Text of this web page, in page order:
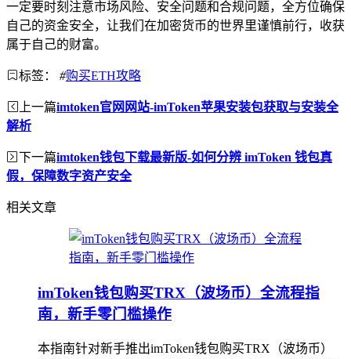
一定要时刻注意市场风险、安全问题和合规问题，全方位确保
自己的资金安全，让我们在加密货币的世界里谨慎前行，收获
属于自己的财富。
标签： #购买ETH攻略
上一篇imtoken官网网站-imToken苹果安装包获取与安装全
解析
下一篇imtoken钱包下载最新版-如何分辨 imToken 钱包真
假，保障数字资产安全
相关文章
imToken钱包购买TRX（波场币）全流程指
南，新手零门槛操作
本指南针对新手推出imToken钱包购买TRX（波场币）